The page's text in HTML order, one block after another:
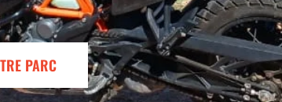
PARC